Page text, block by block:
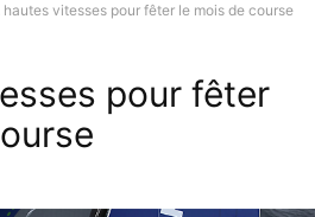
hautes vitesses pour fêter le mois de course
pour fêter